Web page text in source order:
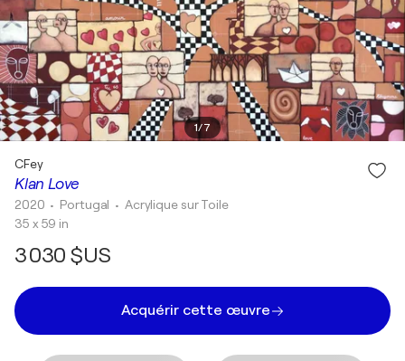
1/7
Klan Love
CFey
2020 • Portugal • Acrylique sur Toile
35 x 59 in
3 030 $US
Acquérir cette œuvre